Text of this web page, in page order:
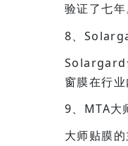
验证了七年
8、
Solargard
窗膜在行
9、MTA大
大师贴膜